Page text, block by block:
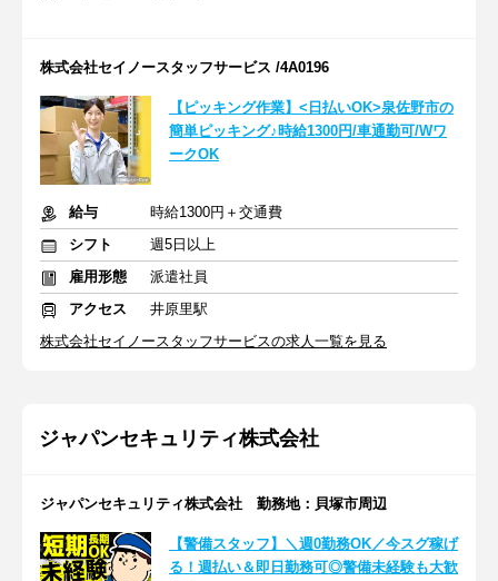
株式会社セイノースタッフサービス /4A0196
【ピッキング作業】<日払いOK>泉佐野市の
簡単ピッキング♪時給1300円/車通勤可/Wワ
ークOK
給与
時給1300円＋交通費
シフト
週5日以上
雇用形態
派遣社員
アクセス
井原里駅
株式会社セイノースタッフサービスの求人一覧を見る
ジャパンセキュリティ株式会社
ジャパンセキュリティ株式会社 勤務地：貝塚市周辺
【警備スタッフ】＼週0勤務OK／今スグ稼げ
る！週払い＆即日勤務可◎警備未経験も大歓